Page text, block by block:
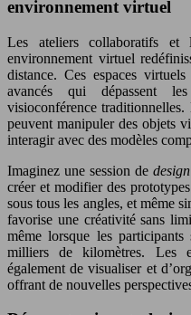
environnement virtuel
Les ateliers collaboratifs et
environnement virtuel
distance. Ces espaces
avancés qui dépassent
visioconférence
peuvent manipuler des objets
interagir avec des modèles
Imaginez une session de
créer et modifier des
sous tous les angles, et même
favorise une créativité sans
même lorsque les participants
milliers de kilomètres. Les
également de visualiser et
offrant de nouvelles